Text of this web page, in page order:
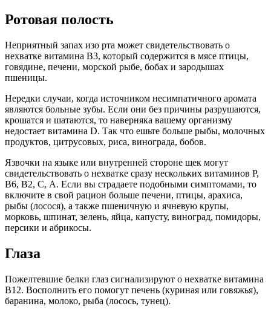
Ротовая полость
Неприятный запах изо рта может свидетельствовать о
нехватке витамина В3, который содержится в мясе птицы,
говядине, печени, морской рыбе, бобах и зародышах
пшеницы.
Нередки случаи, когда источником несимпатичного аромата
являются больные зубы. Если они без причины разрушаются,
крошатся и шатаются, то наверняка вашему организму
недостает витамина D. Так что ешьте больше рыбы, молочных
продуктов, цитрусовых, риса, винограда, бобов.
Язвочки на языке или внутренней стороне щек могут
свидетельствовать о нехватке сразу нескольких витаминов P,
B6, B2, C, А. Если вы страдаете подобными симптомами, то
включите в свой рацион больше печени, птицы, арахиса,
рыбы (лосося), а также пшеничную и ячневую крупы,
морковь, шпинат, зелень, яйца, капусту, виноград, помидоры,
персики и абрикосы.
Глаза
Пожелтевшие белки глаз сигнализируют о нехватке витамина
В12. Восполнить его помогут печень (куриная или говяжья),
баранина, молоко, рыба (лосось, тунец).